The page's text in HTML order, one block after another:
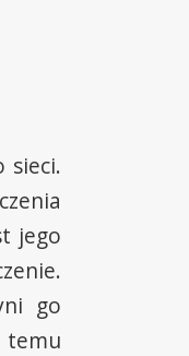
sieci.
jego
go